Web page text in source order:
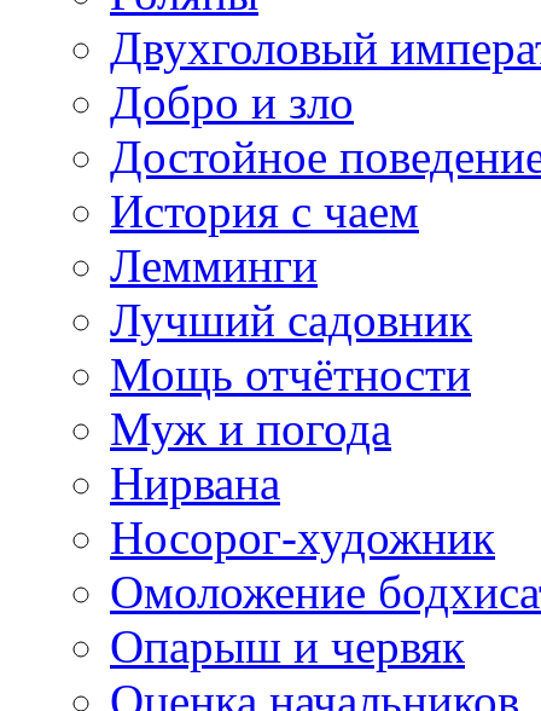
Двухголовый
Добро и зло
Достойное
История с чаем
Лемминги
Лучший садовник
Мощь отчётности
Муж и погода
Нирвана
Носорог-художник
Омоложение
Опарыш и червяк
Оценка начальников